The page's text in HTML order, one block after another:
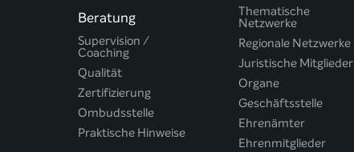
Beratung
Supervision /
Coaching
Qualität
Zertifizierung
Ombudsstelle
Praktische Hinweise
Thematische
Netzwerke
Regionale Netzwerke
Juristische Mitglieder
Organe
Geschäftsstelle
Ehrenämter
Ehrenmitglieder